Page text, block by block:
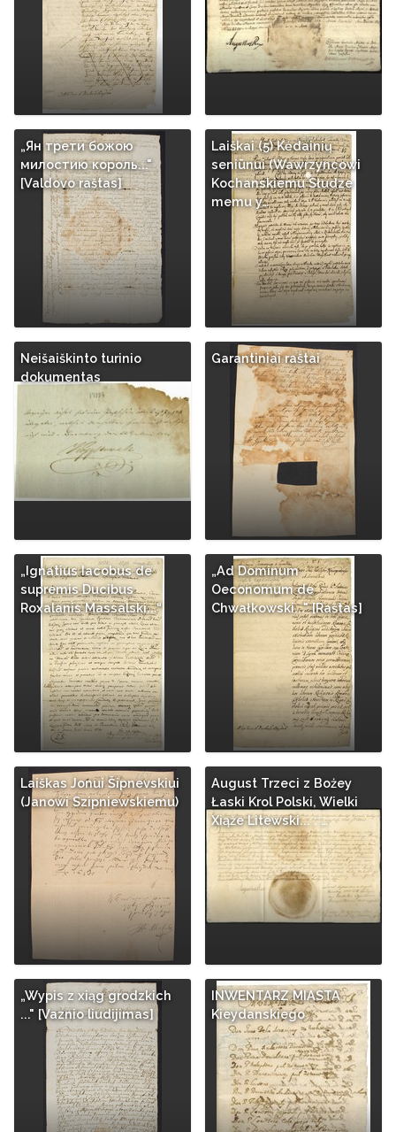
„Ян трети божою
милостию король..."
[Valdovo raštas]
Laiškai (5) Kėdainių
seniūnui (Wawrzyncowi
Kochanskiemu Słudze
memu y…
Neišaiškinto turinio
dokumentas
Garantiniai raštai
„Ignatius Iacobus de
supremis Ducibus
Roxalanis Massalski...“
„Ad Dominum
Oeconomum de
Chwałkowski..." [Raštas]
Laiškas Jonui Šipnevskiui
(Janowi Szipniewskiemu)
August Trzeci z Bożey
Łaski Krol Polski, Wielki
Xiąże Litewski... : …
„Wypis z xiąg grodzkich
..." [Vaznio liudijimas]
INWENTARZ MIASTA
Kieydanskiego